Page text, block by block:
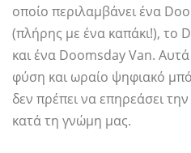
οποίο περιλαμβάνει ένα
(πλήρης με ένα καπάκι!), το
και ένα Doomsday Van. Αυτά
φύση και ωραίο ψηφιακό
δεν πρέπει να επηρεάσει
κατά τη γνώμη μας.